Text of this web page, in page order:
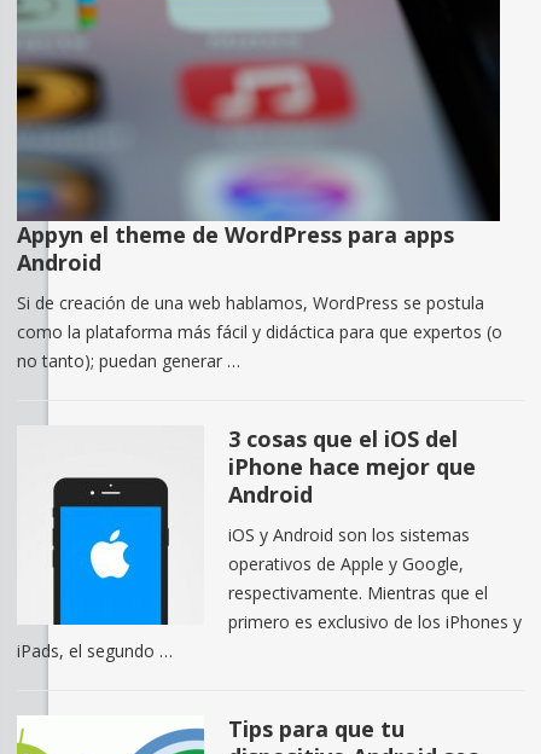
Appyn el theme de WordPress para apps
Android
Si de creación de una web hablamos, WordPress se postula
como la plataforma más fácil y didáctica para que expertos (o
no tanto); puedan generar …
3 cosas que el iOS del
iPhone hace mejor que
Android
iOS y Android son los sistemas
operativos de Apple y Google,
respectivamente. Mientras que el
primero es exclusivo de los iPhones y
iPads, el segundo …
Tips para que tu